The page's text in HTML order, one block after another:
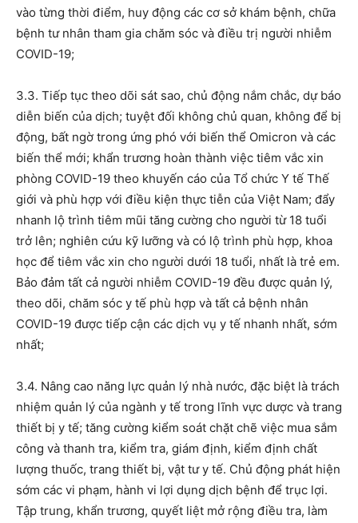
vào từng thời điểm, huy động các cơ sở khám bệnh, chữa
bệnh tư nhân tham gia chăm sóc và điều trị người nhiễm
COVID-19;
3.3. Tiếp tục theo dõi sát sao, chủ động nắm chắc, dự báo
diễn biến của dịch; tuyệt đối không chủ quan, không để bị
động, bất ngờ trong ứng phó với biến thể Omicron và các
biến thể mới; khẩn trương hoàn thành việc tiêm vắc xin
phòng COVID-19 theo khuyến cáo của Tổ chức Y tế Thế
giới và phù hợp với điều kiện thực tiễn của Việt Nam; đẩy
nhanh lộ trình tiêm mũi tăng cường cho người từ 18 tuổi
trở lên; nghiên cứu kỹ lưỡng và có lộ trình phù hợp, khoa
học để tiêm vắc xin cho người dưới 18 tuổi, nhất là trẻ em.
Bảo đảm tất cả người nhiễm COVID-19 đều được quản lý,
theo dõi, chăm sóc y tế phù hợp và tất cả bệnh nhân
COVID-19 được tiếp cận các dịch vụ y tế nhanh nhất, sớm
nhất;
3.4. Nâng cao năng lực quản lý nhà nước, đặc biệt là trách
nhiệm quản lý của ngành y tế trong lĩnh vực dược và trang
thiết bị y tế; tăng cường kiểm soát chặt chẽ việc mua sắm
công và thanh tra, kiểm tra, giám định, kiểm định chất
lượng thuốc, trang thiết bị, vật tư y tế. Chủ động phát hiện
sớm các vi phạm, hành vi lợi dụng dịch bệnh để trục lợi.
Tập trung, khẩn trương, quyết liệt mở rộng điều tra, làm